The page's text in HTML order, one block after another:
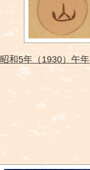
昭和5年（1930）午年